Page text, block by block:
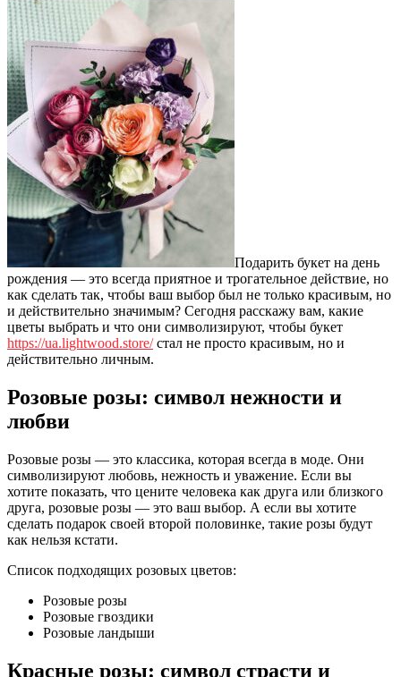
Подарить букет на день
рождения — это всегда приятное и трогательное действие, но
как сделать так, чтобы ваш выбор был не только красивым, но
и действительно значимым? Сегодня расскажу вам, какие
цветы выбрать и что они символизируют, чтобы букет
https://ua.lightwood.store/стал не просто красивым, но и
действительно личным.
Розовые розы: символ нежности и
любви
Розовые розы — это классика, которая всегда в моде. Они
символизируют любовь, нежность и уважение. Если вы
хотите показать, что цените человека как друга или близкого
друга, розовые розы — это ваш выбор. А если вы хотите
сделать подарок своей второй половинке, такие розы будут
как нельзя кстати.
Список подходящих розовых цветов:
Розовые розы
Розовые гвоздики
Розовые ландыши
Красные розы: символ страсти и